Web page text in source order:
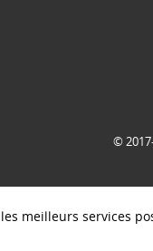
©
meilleurs services